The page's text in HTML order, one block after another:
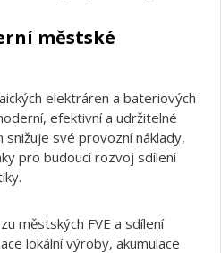
městské
elektráren a bateriových
efektivní a udržitelné
své provozní náklady,
pro budoucí rozvoj sdílení
městských FVE a sdílení
lokální výroby, akumulace